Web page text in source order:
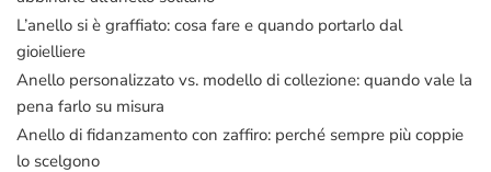
L’anello si è graffiato: cosa fare e quando portarlo dal
gioielliere
Anello personalizzato vs. modello di collezione: quando vale la
pena farlo su misura
Anello di fidanzamento con zaffiro: perché sempre più coppie
lo scelgono